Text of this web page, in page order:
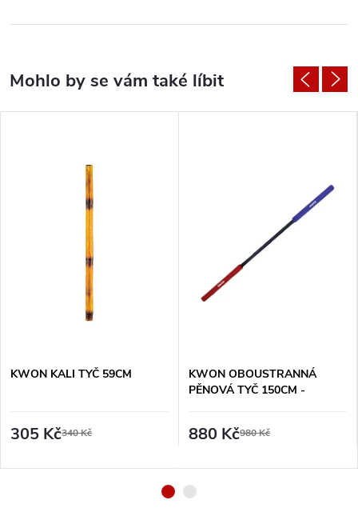
KWON KALI TYČ 59CM
305 Kč340 Kč
KWON OBOUSTRANNÁ
PĚNOVÁ TYČ 150CM -
880 Kč980 Kč